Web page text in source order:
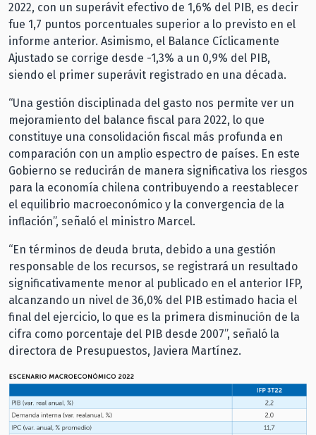
2022, con un superávit efectivo de 1,6% del PIB, es decir
fue 1,7 puntos porcentuales superior a lo previsto en el
informe anterior. Asimismo, el Balance Cíclicamente
Ajustado se corrige desde -1,3% a un 0,9% del PIB,
siendo el primer superávit registrado en una década.
“Una gestión disciplinada del gasto nos permite ver un
mejoramiento del balance fiscal para 2022, lo que
constituye una consolidación fiscal más profunda en
comparación con un amplio espectro de países. En este
Gobierno se reducirán de manera significativa los riesgos
para la economía chilena contribuyendo a reestablecer
el equilibrio macroeconómico y la convergencia de la
inflación”, señaló el ministro Marcel.
“En términos de deuda bruta, debido a una gestión
responsable de los recursos, se registrará un resultado
significativamente menor al publicado en el anterior IFP,
alcanzando un nivel de 36,0% del PIB estimado hacia el
final del ejercicio, lo que es la primera disminución de la
cifra como porcentaje del PIB desde 2007”, señaló la
directora de Presupuestos, Javiera Martínez.